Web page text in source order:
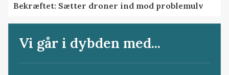
Bekræftet: Sætter droner ind mod problemulv
Vi går i dybden med...